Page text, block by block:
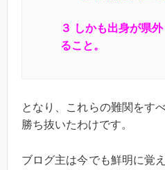
３ しかも出身が県
ること。
となり、これらの難関をす
勝ち抜いたわけです。
ブログ主は今でも鮮明に覚